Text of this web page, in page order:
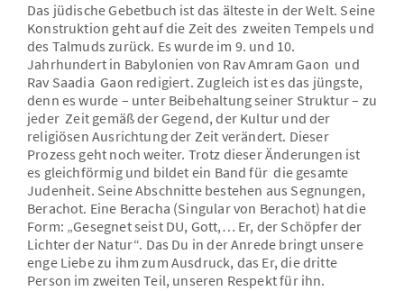
Das jüdische Gebetbuch ist das älteste in der Welt. Seine
Konstruktion geht auf die Zeit des zweiten Tempels und
des Talmuds zurück. Es wurde im 9. und 10.
Jahrhundert in Babylonien von Rav Amram Gaon und
Rav Saadia Gaon redigiert. Zugleich ist es das jüngste,
denn es wurde – unter Beibehaltung seiner Struktur – zu
jeder Zeit gemäß der Gegend, der Kultur und der
religiösen Ausrichtung der Zeit verändert. Dieser
Prozess geht noch weiter. Trotz dieser Änderungen ist
es gleichförmig und bildet ein Band für die gesamte
Judenheit. Seine Abschnitte bestehen aus Segnungen,
Berachot. Eine Beracha (Singular von Berachot) hat die
Form: „Gesegnet seist DU, Gott,… Er, der Schöpfer der
Lichter der Natur“. Das Du in der Anrede bringt unsere
enge Liebe zu ihm zum Ausdruck, das Er, die dritte
Person im zweiten Teil, unseren Respekt für ihn.